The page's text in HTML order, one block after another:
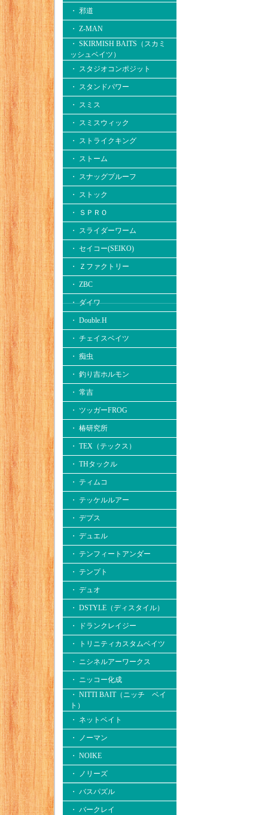
・ 邪道
・ Z-MAN
・ SKIRMISH BAITS（スカミ
ッシュベイツ）
・ スタジオコンポジット
・ スタンドパワー
・ スミス
・ スミスウィック
・ ストライクキング
・ ストーム
・ スナッグプルーフ
・ ストック
・ ＳＰＲＯ
・ スライダーワーム
・ セイコー(SEIKO)
・ Ｚファクトリー
・ ZBC
・ ダイワ
・ Double.H
・ チェイスベイツ
・ 痴虫
・ 釣り吉ホルモン
・ 常吉
・ ツッガーFROG
・ 椿研究所
・ TEX（テックス）
・ THタックル
・ ティムコ
・ テッケルルアー
・ デプス
・ デュエル
・ テンフィートアンダー
・ テンプト
・ デュオ
・ DSTYLE（ディスタイル）
・ ドランクレイジー
・ トリニティカスタムベイツ
・ ニシネルアーワークス
・ ニッコー化成
・ NITTI BAIT（ニッチ ベイ
ト）
・ ネットベイト
・ ノーマン
・ NOIKE
・ ノリーズ
・ バスパズル
・ バークレイ